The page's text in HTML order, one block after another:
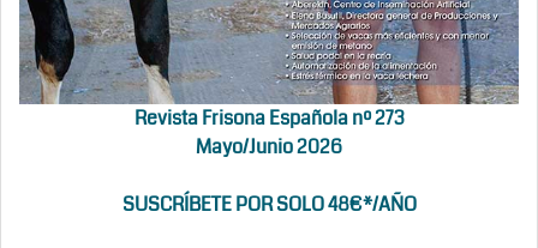
Revista Frisona Española nº 273
Mayo/Junio 2026
SUSCRÍBETE POR SOLO 48€*/AÑO